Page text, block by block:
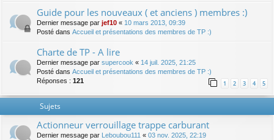
Guide pour les nouveaux ( et anciens ) membres :)
Dernier message par jef10 « 10 mars 2013, 09:39
Posté dans Accueil et présentations des membres de TP :)
Charte de TP - A lire
Dernier message par supercook « 14 juil. 2025, 21:25
Posté dans Accueil et présentations des membres de TP :)
Réponses : 121 1 2 3 4 5
Sujets
Actionneur verrouillage trappe carburant
Dernier message par Leboubou111 « 03 nov. 2025, 22:19